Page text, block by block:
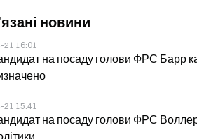
новини
21 16:01
на посаду голови ФРС Барр
21 15:41
на посаду голови ФРС